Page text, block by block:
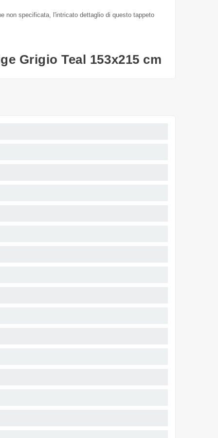
non specificata, l'intricato dettaglio di questo tappeto
Grigio Teal 153x215 cm